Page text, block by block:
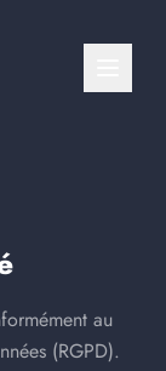
au
(RGPD).